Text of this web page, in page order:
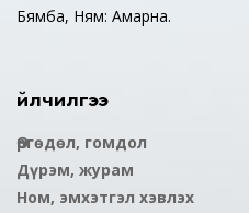
Бямба, Ням: Амарна.
Үйлчилгээ
Өргөдөл, гомдол
Дүрэм, журам
Ном, эмхэтгэл хэвлэх